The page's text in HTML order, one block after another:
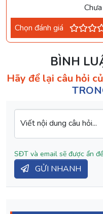
Chọn đánh giá
BÌNH
Hãy để lại câu hỏi
Viết nội dung câu hỏi...
SĐT và email sẽ được ẩn
GỬI NHANH